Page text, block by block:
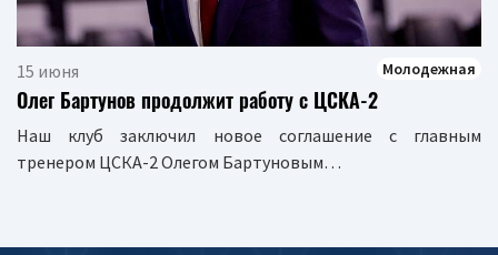
15 июня Молодежная
Олег Бартунов продолжит работу с ЦСКА-2
Наш клуб заключил новое соглашение с главным
тренером ЦСКА-2 Олегом Бартуновым…